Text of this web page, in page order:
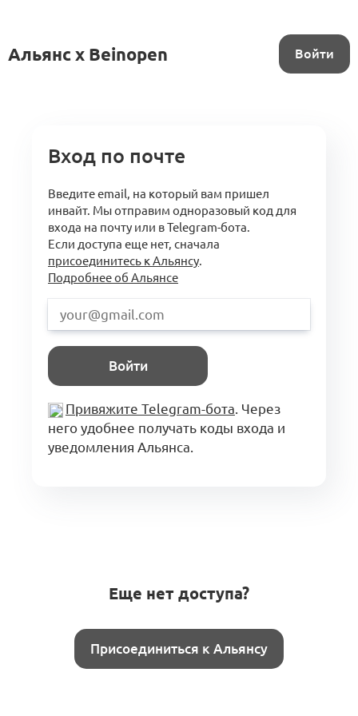
Альянс x Beinopen Войти
Вход по почте
Введите email, на который вам пришел
инвайт. Мы отправим одноразовый код для
входа на почту или в Telegram-бота.
Если доступа еще нет, сначала
присоединитесь к Альянсу.
Подробнее об Альянсе
Войти
Привяжите Telegram-бота. Через
него удобнее получать коды входа и
уведомления Альянса.
Еще нет доступа?
Присоединиться к Альянсу